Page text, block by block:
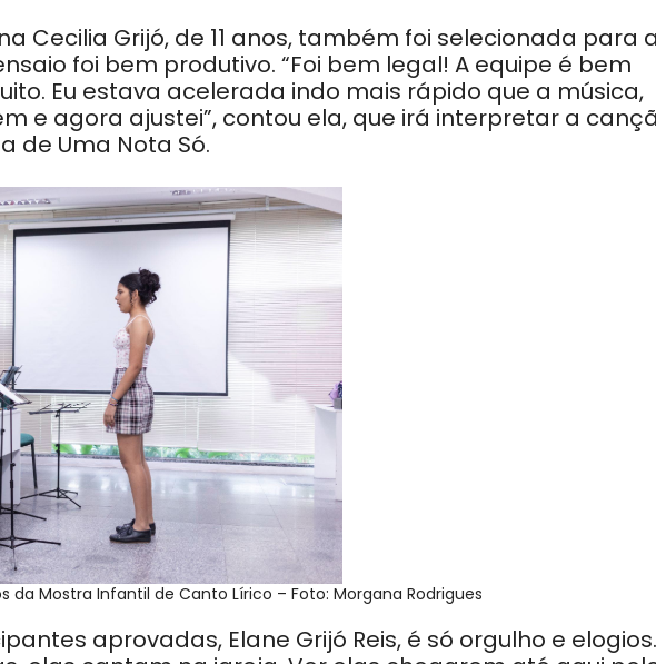
Cecilia Grijó, de 11 anos, também foi selecionada para a
foi bem produtivo. “Foi bem legal! A equipe é bem
Eu estava acelerada indo mais rápido que a música,
e agora ajustei”, contou ela, que irá interpretar a
de Uma Nota Só.
da Mostra Infantil de Canto Lírico – Foto: Morgana Rodrigues
aprovadas, Elane Grijó Reis, é só orgulho e elogios.